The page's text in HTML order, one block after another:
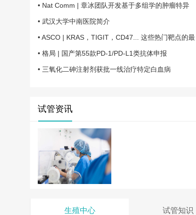
• Nat Comm | 章冰团队开发基于多组学的肿瘤特异
• 武汉大学中南医院简介
• ASCO | KRAS，TIGIT，CD47... 这些热门靶点的最
• 格局 | 国产第55款PD-1/PD-L1类抗体申报
• 三氧化二砷注射剂获批一线治疗特定白血病
试管资讯
生殖中心 试管知识